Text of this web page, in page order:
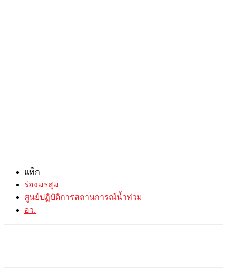
แท็ก
ร่องมรสุม
ศูนย์ปฏิบัติการสถานการณ์น้ำท่วม
อว.